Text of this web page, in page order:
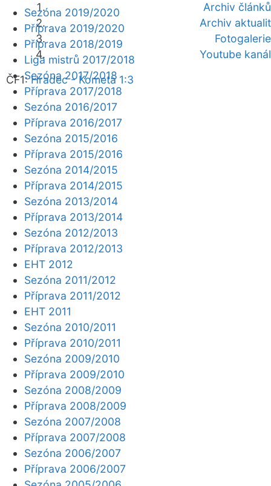
Archiv článků
Archiv aktualit
Fotogalerie
Youtube kanál
ČF1:Hradec - Kometa 1:3
Sezóna 2019/2020
Příprava 2019/2020
Příprava 2018/2019
Liga mistrů 2017/2018
Sezóna 2017/2018
Příprava 2017/2018
Sezóna 2016/2017
Příprava 2016/2017
Sezóna 2015/2016
Příprava 2015/2016
Sezóna 2014/2015
Příprava 2014/2015
Sezóna 2013/2014
Příprava 2013/2014
Sezóna 2012/2013
Příprava 2012/2013
EHT 2012
Sezóna 2011/2012
Příprava 2011/2012
EHT 2011
Sezóna 2010/2011
Příprava 2010/2011
Sezóna 2009/2010
Příprava 2009/2010
Sezóna 2008/2009
Příprava 2008/2009
Sezóna 2007/2008
Příprava 2007/2008
Sezóna 2006/2007
Příprava 2006/2007